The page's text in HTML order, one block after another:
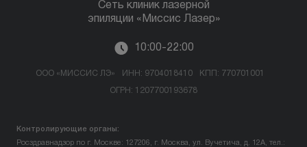
Сеть клиник лазерной
эпиляции «Миссис Лазер»
10:00-22:00
ООО «МИССИС ЛЭ» ИНН: 9704018410 КПП: 770701001
ОГРН: 1207700193678
Контролирующие органы:
Росздравнадзор по г. Москве: 127206, г. Москва, ул. Вучетича, д. 12А, тел.: